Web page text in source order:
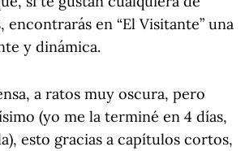
encontrarás en “El Visitante” una
y dinámica.
a ratos muy oscura, pero
(yo me la terminé en 4 días,
esto gracias a capítulos cortos,